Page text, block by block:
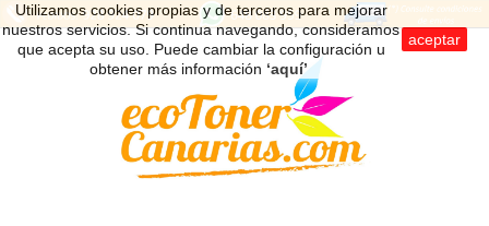
Utilizamos cookies propias y de terceros para mejorar
nuestros servicios. Si continua navegando, consideramos
que acepta su uso. Puede cambiar la configuración u
obtener más información ‘aquí’.
aceptar